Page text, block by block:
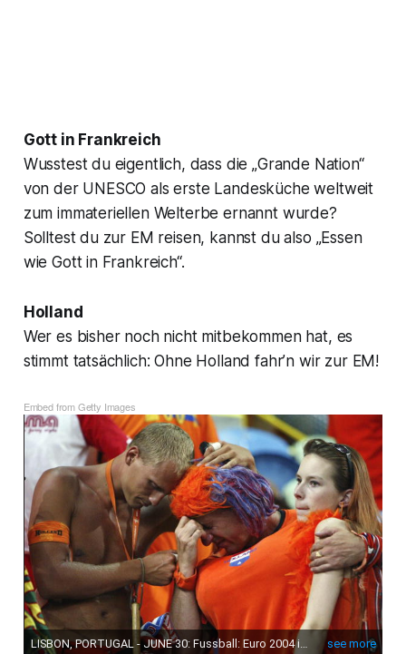
Gott in Frankreich
Wusstest du eigentlich, dass die „Grande Nation“
von der UNESCO als erste Landesküche weltweit
zum immateriellen Welterbe ernannt wurde?
Solltest du zur EM reisen, kannst du also „Essen
wie Gott in Frankreich“.
Holland
Wer es bisher noch nicht mitbekommen hat, es
stimmt tatsächlich: Ohne Holland fahr’n wir zur EM!
Embed from Getty Images